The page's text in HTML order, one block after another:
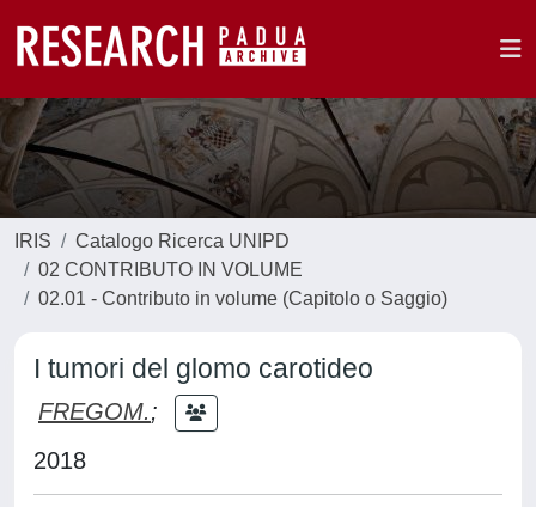
IRIS
Catalogo Ricerca UNIPD
02 CONTRIBUTO IN VOLUME
02.01 - Contributo in volume (Capitolo o Saggio)
I tumori del glomo carotideo
FREGOM.;
2018